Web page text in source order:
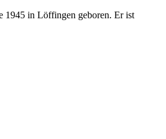
1945 in Löffingen geboren. Er ist